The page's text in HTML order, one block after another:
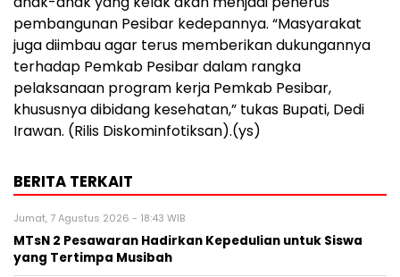
pembangunan Pesibar kedepannya. “Masyarakat
juga diimbau agar terus memberikan dukungannya
terhadap Pemkab Pesibar dalam rangka
pelaksanaan program kerja Pemkab Pesibar,
khususnya dibidang kesehatan,” tukas Bupati, Dedi
Irawan. (Rilis Diskominfotiksan).(ys)
BERITA TERKAIT
Jumat, 7 Agustus 2026 - 18:43 WIB
MTsN 2 Pesawaran Hadirkan Kepedulian untuk Siswa
yang Tertimpa Musibah